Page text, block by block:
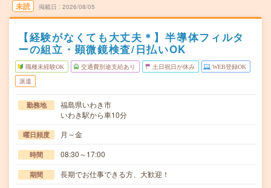
未読 掲載日 2026/08/05
【経験がなくても大丈夫＊】半導体フィルタ
ーの組立・顕微鏡検査/日払いOK
職種未経験OK 交通費別途支給あり 土日祝日が休み WEB登録OK
派遣
勤務地
福島県いわき市
いわき駅から車10分
曜日頻度 月～金
時間 08:30～17:00
期間 長期でお仕事できる方、大歓迎！